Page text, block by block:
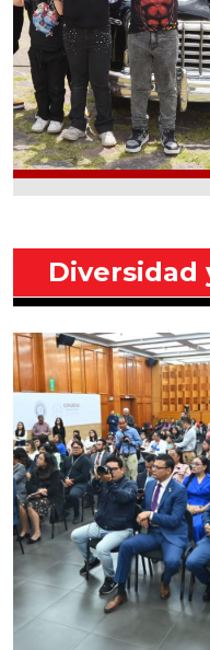
Diversidad